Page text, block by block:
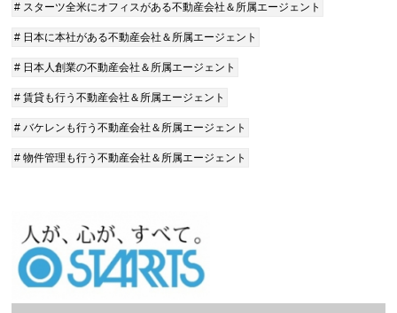
# スターツ全米にオフィスがある不動産会社＆所属エージェント
# 日本に本社がある不動産会社＆所属エージェント
# 日本人創業の不動産会社＆所属エージェント
# 賃貸も行う不動産会社＆所属エージェント
# バケレンも行う不動産会社＆所属エージェント
# 物件管理も行う不動産会社＆所属エージェント